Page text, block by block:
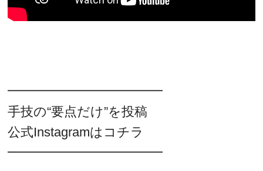
━━━━━━━━━━━━
手技の“要点だけ”を投稿
公式Instagramはコチラ
━━━━━━━━━━━━